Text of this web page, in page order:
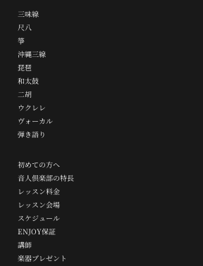
三味線
尺八
箏
沖縄三線
琵琶
和太鼓
二胡
ウクレレ
ヴォーカル
弾き語り
初めての方へ
音人倶楽部の特長
レッスン料金
レッスン会場
スケジュール
ENJOY保証
講師
楽器プレゼント